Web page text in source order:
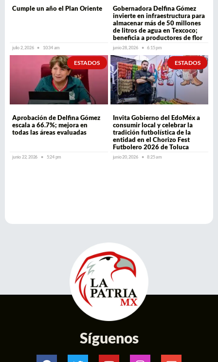
Cumple un año el Plan Oriente
julio 2, 2026 10:34 am
Gobernadora Delfina Gómez
invierte en infraestructura para
almacenar más de 50 millones
de litros de agua en Texcoco;
beneficia a productores de flor
junio 28, 2026 6:15 pm
ESTADOS
Aprobación de Delfina Gómez
escala a 66.7%; mejora en
todas las áreas evaluadas
junio 22, 2026 5:24 pm
ESTADOS
Invita Gobierno del EdoMéx a
consumir local y celebrar la
tradición futbolística de la
entidad en el Chorizo Fest
Futbolero 2026 de Toluca
junio 20, 2026 8:25 am
Síguenos